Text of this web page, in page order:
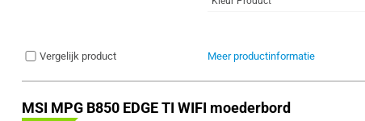
Vergelijk product Meer productinformatie
MSI MPG B850 EDGE TI WIFI moederbord